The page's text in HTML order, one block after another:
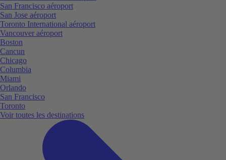
San Francisco aéroport
San Jose aéroport
Toronto International aéroport
Vancouver aéroport
Boston
Cancun
Chicago
Columbia
Miami
Orlando
San Francisco
Toronto
Voir toutes les destinations